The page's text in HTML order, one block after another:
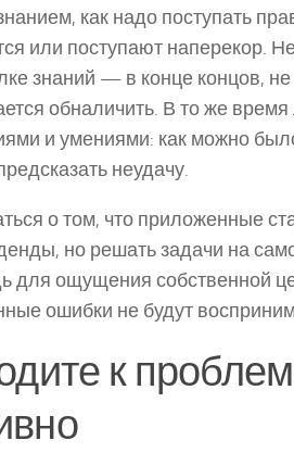
как надо поступать
или поступают наперекор.
знаний — в конце концов,
обналичить. В то же
и умениями: как можно
неудачу.
о том, что приложенные
но решать задачи на
для ощущения собственной
ошибки не будут
к